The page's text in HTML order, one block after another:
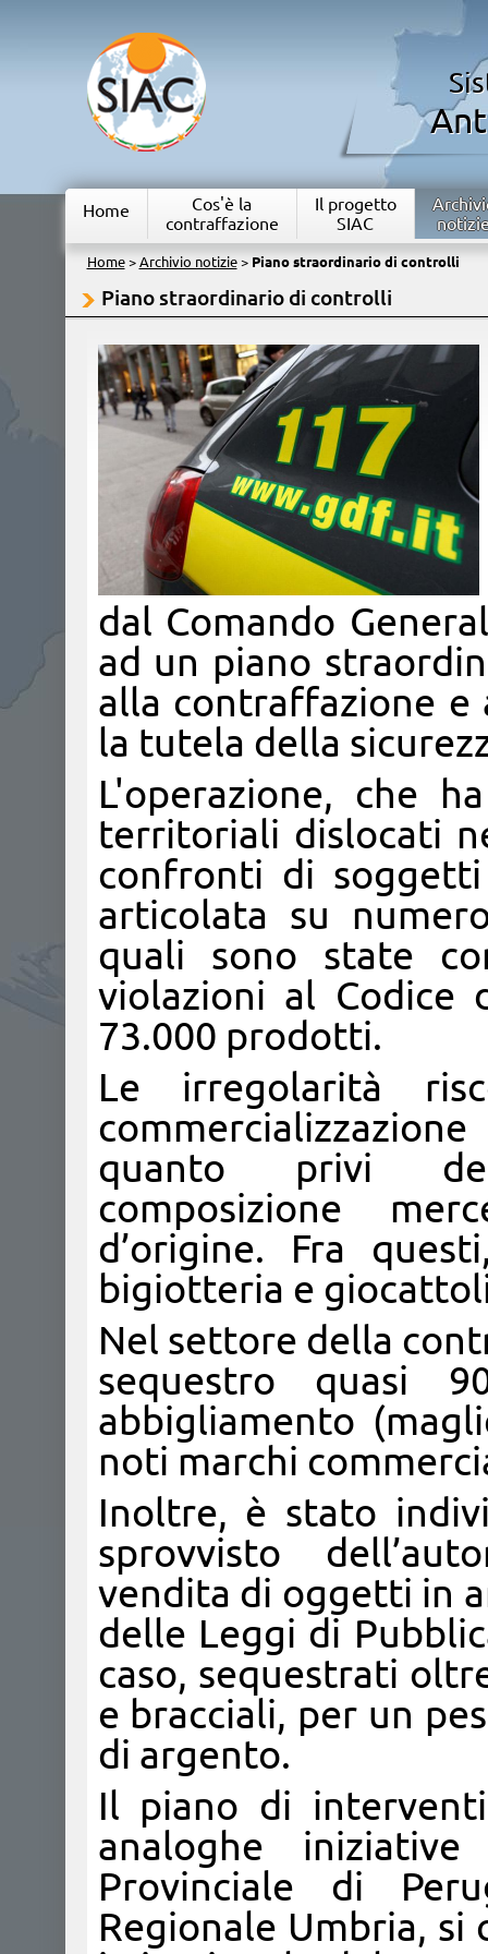
Home
Cos'è la
contraffazione
Il progetto
SIAC
Home> Archivio notizie> Piano straordinario di controlli
Piano straordinario di controlli
dal Comando
ad un piano
alla contraffazione e
la tutela della
L'operazione, che
territoriali dislocati
confronti di
articolata su
quali sono state
violazioni al Codice
73.000 prodotti.
Le irregolarità
quanto privi
composizione
d’origine. Fra
bigiotteria e
Nel settore della
sequestro quasi
abbigliamento
noti marchi
Inoltre, è stato
sprovvisto
vendita di oggetti in
delle Leggi di
caso, sequestrati
e bracciali, per un
di argento.
Il piano di
analoghe
Provinciale di
Regionale Umbria,